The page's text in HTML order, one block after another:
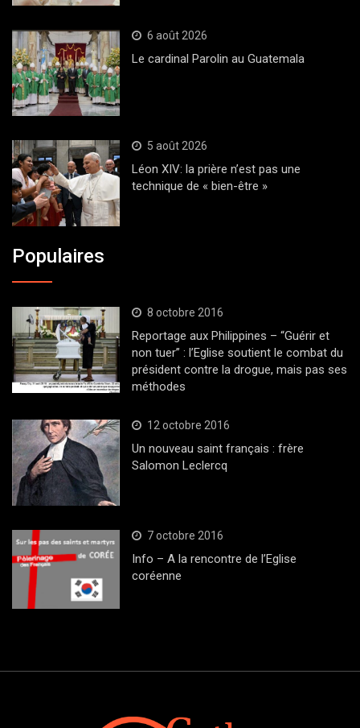
6 août 2026
Le cardinal Parolin au Guatemala
5 août 2026
Léon XIV: la prière n’est pas une
technique de « bien-être »
Populaires
8 octobre 2016
Reportage aux Philippines – “Guérir et
non tuer” : l’Eglise soutient le combat du
président contre la drogue, mais pas ses
méthodes
12 octobre 2016
Un nouveau saint français : frère
Salomon Leclercq
7 octobre 2016
Info – A la rencontre de l’Eglise
coréenne